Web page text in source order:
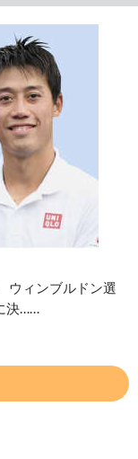
ウィンブルドン選
決……